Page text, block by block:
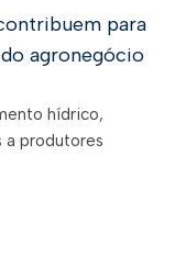
para
agronegócio
hídrico,
a produtores